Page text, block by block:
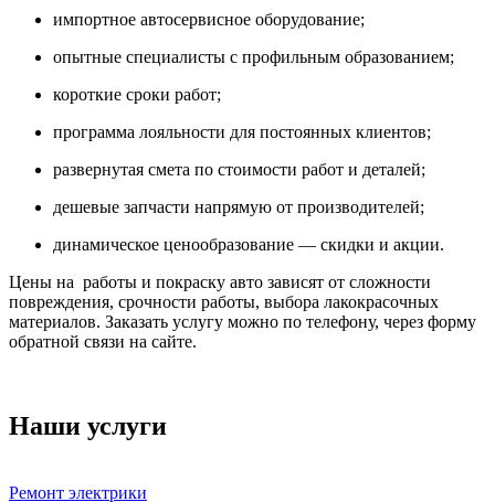
импортное автосервисное оборудование;
опытные специалисты с профильным образованием;
короткие сроки работ;
программа лояльности для постоянных клиентов;
развернутая смета по стоимости работ и деталей;
дешевые запчасти напрямую от производителей;
динамическое ценообразование — скидки и акции.
Цены на работы и покраску авто зависят от сложности
повреждения, срочности работы, выбора лакокрасочных
материалов. Заказать услугу можно по телефону, через форму
обратной связи на сайте.
Наши услуги
Ремонт электрики